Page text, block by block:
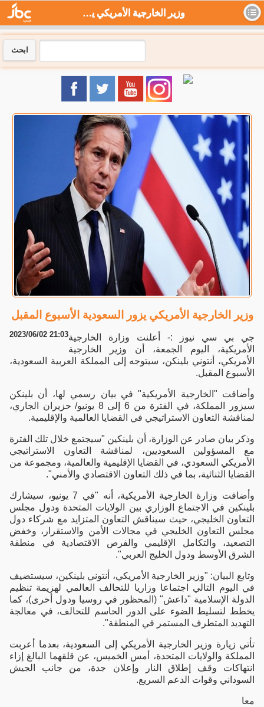
وزير الخارجية الأمريكي يزور السعودية الأسبوع المقبل - جي بي سي نيوز
ابحث
وزير الخارجية الأمريكي يزور السعودية الأسبوع المقبل
2023/06/02 21:03جي بي سي نيوز :- أعلنت وزارة الخارجية
الأمريكية، اليوم الجمعة، أن وزير الخارجية
الأمريكي، أنتوني بلينكن، سيتوجه إلى المملكة العربية السعودية،
الأسبوع المقبل.
وأضافت "الخارجية الأمريكية" في بيان رسمي لها، أن بلينكن
سيزور المملكة، في الفترة من 6 إلى 8 يونيو/ حزيران الجاري،
لمناقشة التعاون الاستراتيجي في القضايا العالمية والإقليمية.
وذكر بيان صادر عن الوزارة، أن بلينكين "سيجتمع خلال تلك الفترة
مع المسؤولين السعوديين، لمناقشة التعاون الاستراتيجي
الأمريكي السعودي، في القضايا الإقليمية والعالمية، ومجموعة من
القضايا الثنائية، بما في ذلك التعاون الاقتصادي والأمني".
وأضافت وزارة الخارجية الأمريكية، أنه "في 7 يونيو، سيشارك
بلينكين في الاجتماع الوزاري بين الولايات المتحدة ودول مجلس
التعاون الخليجي، حيث سيناقش التعاون المتزايد مع شركاء دول
مجلس التعاون الخليجي في مجالات الأمن والاستقرار، وخفض
التصعيد، والتكامل الإقليمي والفرص الاقتصادية في منطقة
الشرق الأوسط ودول الخليج العربي".
وتابع البيان: "وزير الخارجية الأمريكي، أنتوني بلينكين، سيستضيف
في اليوم التالي اجتماعا وزاريا للتحالف العالمي لهزيمة تنظيم
الدولة الإسلامية "داعش" (المحظور في روسيا ودول أخرى)، كما
يخطط لتسليط الضوء على الدور الحاسم للتحالف، في معالجة
التهديد المتطرف المستمر في المنطقة".
تأتي زيارة وزير الخارجية الأمريكي إلى السعودية، بعدما أعربت
المملكة والولايات المتحدة، أمس الخميس، عن قلقهما البالغ إزاء
انتهاكات وقف إطلاق النار وإعلان جدة، من جانب الجيش
السوداني وقوات الدعم السريع.
معا